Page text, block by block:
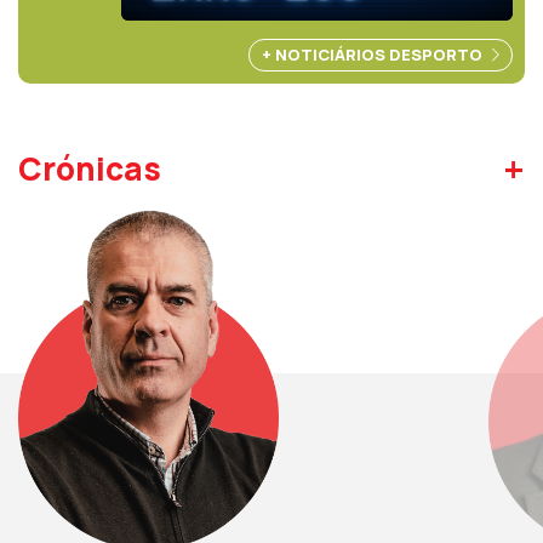
+ NOTICIÁRIOS DESPORTO
Crónicas +